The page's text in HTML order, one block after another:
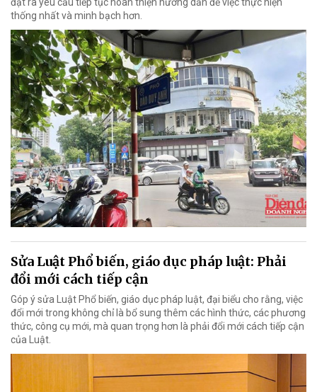
đặt ra yêu cầu tiếp tục hoàn thiện hướng dẫn để việc thực hiện
thống nhất và minh bạch hơn.
Sửa Luật Phổ biến, giáo dục pháp luật: Phải
đổi mới cách tiếp cận
Góp ý sửa Luật Phổ biến, giáo dục pháp luật, đại biểu cho rằng, việc
đổi mới trong không chỉ là bổ sung thêm các hình thức, các phương
thức, công cụ mới, mà quan trọng hơn là phải đổi mới cách tiếp cận
của Luật.